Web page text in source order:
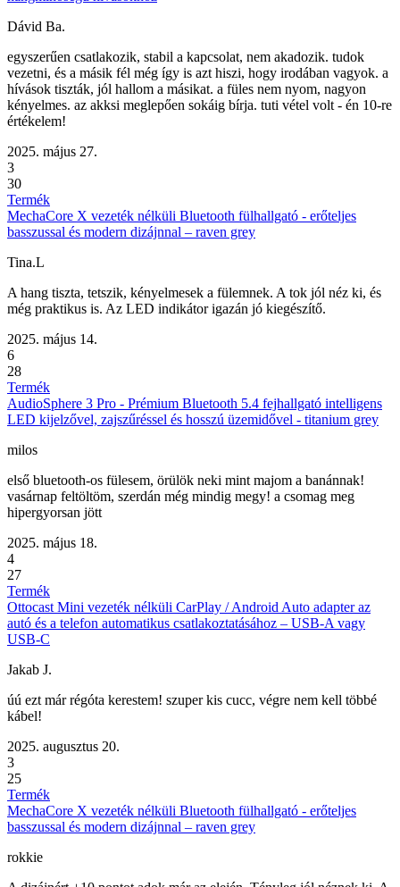
Dávid Ba.
egyszerűen csatlakozik, stabil a kapcsolat, nem akadozik. tudok
vezetni, és a másik fél még így is azt hiszi, hogy irodában vagyok. a
hívások tiszták, jól hallom a másikat. a füles nem nyom, nagyon
kényelmes. az akksi meglepően sokáig bírja. tuti vétel volt - én 10-re
értékelem!
2025. május 27.
3
30
Termék
MechaCore X vezeték nélküli Bluetooth fülhallgató - erőteljes
basszussal és modern dizájnnal – raven grey
Tina.L
A hang tiszta, tetszik, kényelmesek a fülemnek. A tok jól néz ki, és
még praktikus is. Az LED indikátor igazán jó kiegészítő.
2025. május 14.
6
28
Termék
AudioSphere 3 Pro - Prémium Bluetooth 5.4 fejhallgató intelligens
LED kijelzővel, zajszűréssel és hosszú üzemidővel - titanium grey
milos
első bluetooth-os fülesem, örülök neki mint majom a banánnak!
vasárnap feltöltöm, szerdán még mindig megy! a csomag meg
hipergyorsan jött
2025. május 18.
4
27
Termék
Ottocast Mini vezeték nélküli CarPlay / Android Auto adapter az
autó és a telefon automatikus csatlakoztatásához – USB-A vagy
USB-C
Jakab J.
úú ezt már régóta kerestem! szuper kis cucc, végre nem kell többé
kábel!
2025. augusztus 20.
3
25
Termék
MechaCore X vezeték nélküli Bluetooth fülhallgató - erőteljes
basszussal és modern dizájnnal – raven grey
rokkie